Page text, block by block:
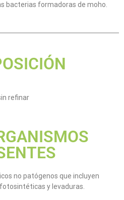
bacterias formadoras de moho.
refinar
no patógenos que incluyen
y levaduras.